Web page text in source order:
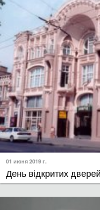
01 июня 2019 г.
День відкритих